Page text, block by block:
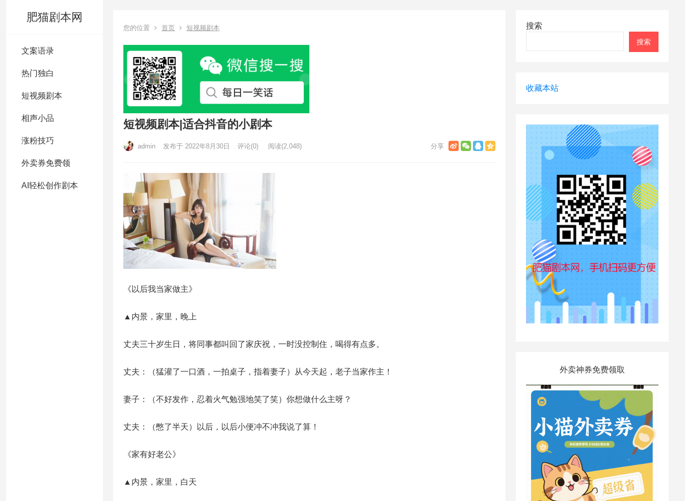
肥猫剧本网
文案语录
热门独白
短视频剧本
相声小品
涨粉技巧
外卖券免费领
AI轻松创作剧本
您的位置 首页 短视频剧本
短视频剧本|适合抖音的小剧本
admin 发布于 2022年8月30日 评论(0) 阅读(2,048)
《以后我当家做主》
▲内景，家里，晚上
丈夫三十岁生日，将同事都叫回了家庆祝，一时没控制住，喝得有点多。
丈夫：（猛灌了一口酒，一拍桌子，指着妻子）从今天起，老子当家作主！
妻子：（不好发作，忍着火气勉强地笑了笑）你想做什么主呀？
丈夫：（憋了半天）以后，以后小便冲不冲我说了算！
《家有好老公》
▲内景，家里，白天
搜索
搜索
收藏本站
外卖神券免费领取